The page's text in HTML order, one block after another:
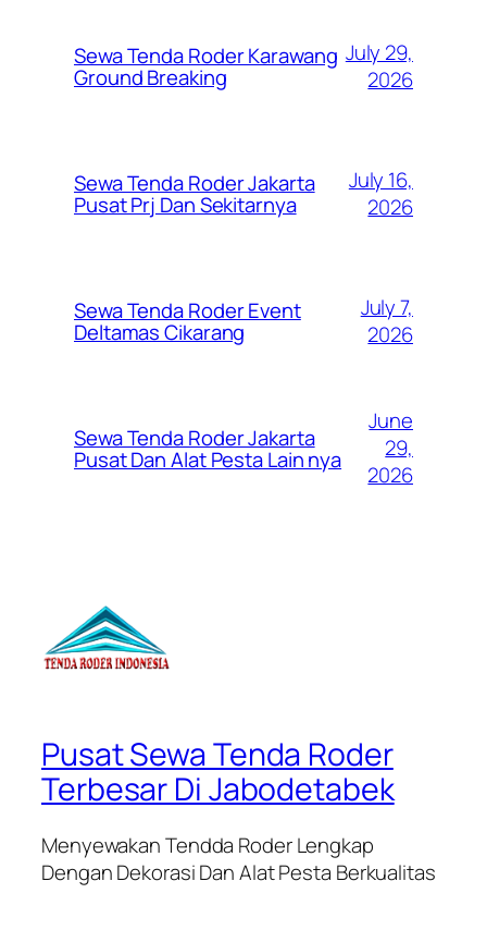
Sewa Tenda Roder Karawang
Ground Breaking
July 29,
2026
Sewa Tenda Roder Jakarta
Pusat Prj Dan Sekitarnya
July 16,
2026
Sewa Tenda Roder Event
Deltamas Cikarang
July 7,
2026
Sewa Tenda Roder Jakarta
Pusat Dan Alat Pesta Lain nya
June
29,
2026
Pusat Sewa Tenda Roder
Terbesar Di Jabodetabek
Menyewakan Tendda Roder Lengkap
Dengan Dekorasi Dan Alat Pesta Berkualitas